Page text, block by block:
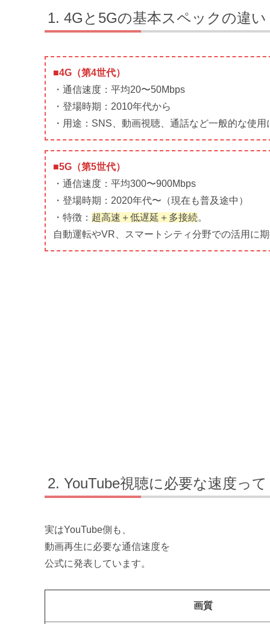
4Gと5Gの基本スペックの違い
■4G（第4世代）
・通信速度：平均20〜50Mbps
・登場時期：2010年代から
・用途：SNS、動画視聴、通話など一般的な使用
■5G（第5世代）
・通信速度：平均300〜900Mbps
・登場時期：2020年代〜（現在も普及途中）
・特徴： 超高速＋低遅延＋多接続。
自動運転やVR、スマートシティ分野での活用に
YouTube視聴に必要な速度って
実はYouTube側も、
動画再生に必要な通信速度を
公式に発表しています。
画質